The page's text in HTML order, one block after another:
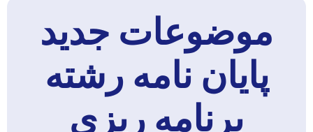
موضوعات جدید
پایان نامه رشته
برنامه ریزی